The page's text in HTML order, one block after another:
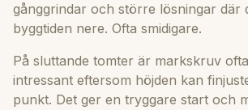
gånggrindar och större lösningar där
byggtiden nere. Ofta smidigare.
På sluttande tomter är markskruv
intressant eftersom höjden kan
punkt. Det ger en tryggare start och